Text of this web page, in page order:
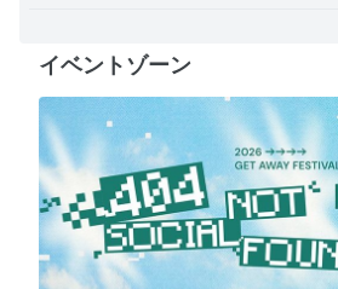
イベントゾーン